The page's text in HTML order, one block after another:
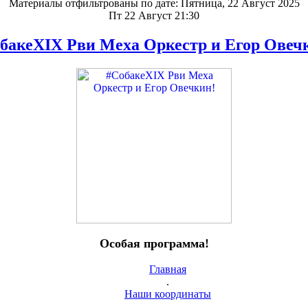
Материалы отфильтрованы по дате: Пятница, 22 Август 2025
Пт 22 Август 21:30
Рви Меха Оркестр и Егор
Особая программа!
Главная
.
Наши координаты